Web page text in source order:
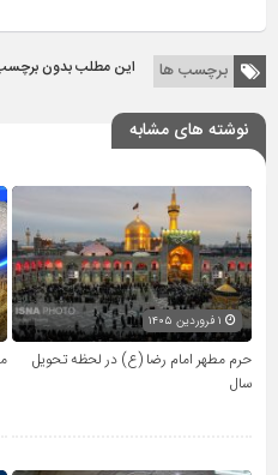
برچسب ها این مطلب بدون
نوشته های مشابه
حرم مطهر امام رضا (ع) در لحظه تحویل
سال